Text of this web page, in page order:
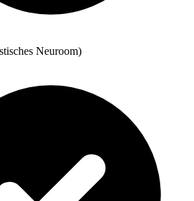
Neuroom)